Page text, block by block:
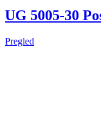
UG 5005-30
Pregled